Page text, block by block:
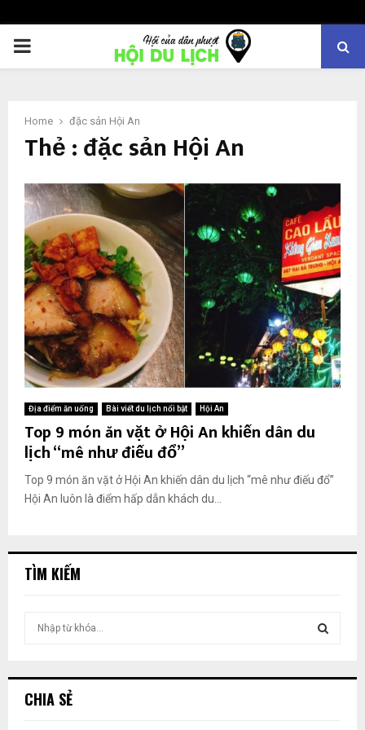
PRIMARY
Home đặc sản Hội An
Thẻ : đặc sản Hội An
Địa điểm ăn uống Bài viết du lịch nổi bật Hội An
Top 9 món ăn vặt ở Hội An khiến dân du
lịch “mê như điếu đổ”
Top 9 món ăn vặt ở Hội An khiến dân du lịch “mê như điếu đổ”
Hội An luôn là điểm hấp dẫn khách du...
TÌM KIẾM
ế
CHIA SẺ